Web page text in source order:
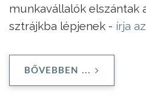
munkavállalók elszántak
sztrájkba lépjenek - írja
BŐVEBBEN ...